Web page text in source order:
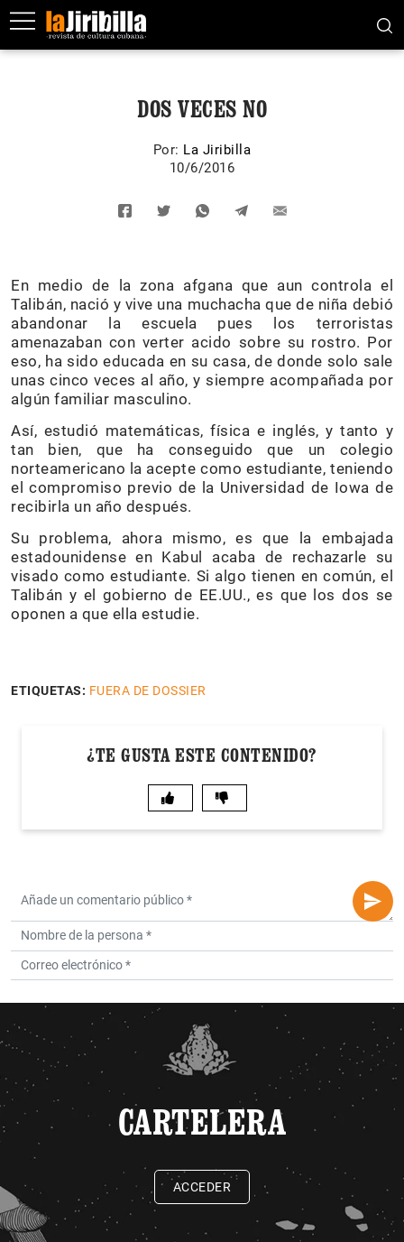
DOS VECES NO
Por: La Jiribilla
10/6/2016
En medio de la zona afgana que aun controla el
Talibán, nació y vive una muchacha que de niña debió
abandonar la escuela pues los terroristas
amenazaban con verter acido sobre su rostro. Por
eso, ha sido educada en su casa, de donde solo sale
unas cinco veces al año, y siempre acompañada por
algún familiar masculino.
Así, estudió matemáticas, física e inglés, y tanto y
tan bien, que ha conseguido que un colegio
norteamericano la acepte como estudiante, teniendo
el compromiso previo de la Universidad de Iowa de
recibirla un año después.
Su problema, ahora mismo, es que la embajada
estadounidense en Kabul acaba de rechazarle su
visado como estudiante. Si algo tienen en común, el
Talibán y el gobierno de EE.UU., es que los dos se
oponen a que ella estudie.
ETIQUETAS: FUERA DE DOSSIER
¿TE GUSTA ESTE CONTENIDO?
CARTELERA
ACCEDER